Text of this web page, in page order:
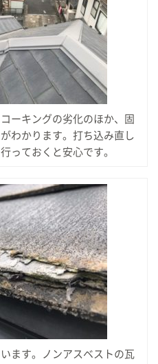
ーキングの劣化のほか、固
わかります。打ち込み直し
っておくと安心です。
ます。ノンアスベストの瓦